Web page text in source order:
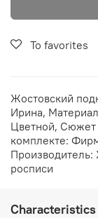
To favorites
Жостовский
Ирина,
Цветной, Сюжет
комплекте:
Производитель:
росписи
Characteristics